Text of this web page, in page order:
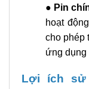
● Pin
hoạt
cho phép
ứng dụng
Lợi ích sử